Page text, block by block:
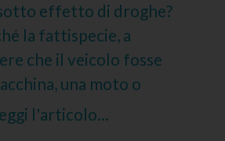
effetto di droghe?
la fattispecie, a
che il veicolo fosse
una moto o
l'articolo...